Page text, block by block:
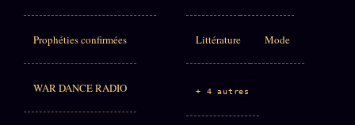
Prophéties confirmées
WAR DANCE RADIO
Littérature Mode
+ 4 autres